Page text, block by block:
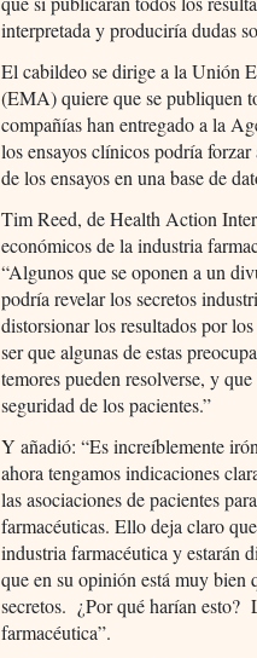
interpretada y produciría dudas
El cabildeo se dirige a la Unión
(EMA) quiere que se publiquen
compañías han entregado a la
los ensayos clínicos podría
de los ensayos en una base de
Tim Reed, de Health Action
económicos de la industria
“Algunos que se oponen a un
podría revelar los secretos
distorsionar los resultados por
ser que algunas de estas
temores pueden resolverse, y
seguridad de los pacientes.”
Y añadió: “Es increíblemente
ahora tengamos indicaciones
las asociaciones de pacientes
farmacéuticas. Ello deja claro
industria farmacéutica y estarán
que en su opinión está muy bien
secretos. ¿Por qué harían esto?
farmacéutica”.